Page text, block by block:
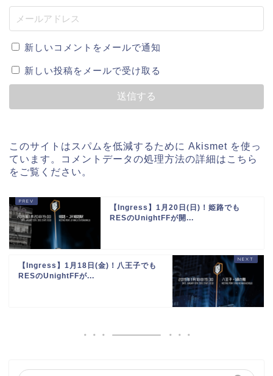
新しいコメントをメールで通知
新しい投稿をメールで受け取る
このサイトはスパムを低減するために Akismet を使っ
ています。
コメントデータの処理方法の詳細はこちら
をご覧ください 。
【Ingress】1月20日(日)！姫路でも
RESのUnightFFが開...
【Ingress】1月18日(金)！八王子でも
RESのUnightFFが...